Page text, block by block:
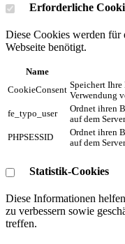
Erforderliche
Diese Cookies werden für
Webseite benötigt.
Name
CookieConsent Speichert
Verwendung
fe_typo_user
Ordnet ihren
auf dem
PHPSESSID
Ordnet ihren
auf dem
Statistik-Cookies
Diese Informationen
zu verbessern sowie
treffen.